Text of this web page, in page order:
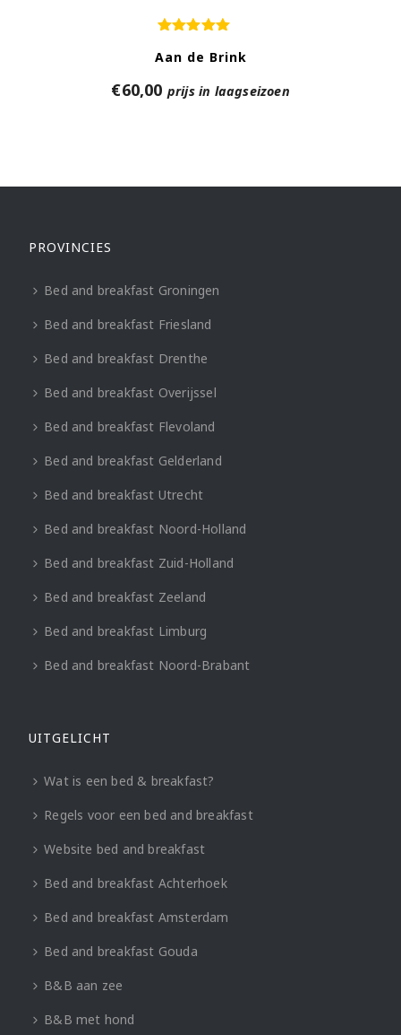
Aan de Brink
€60,00 prijs in laagseizoen
PROVINCIES
Bed and breakfast Groningen
Bed and breakfast Friesland
Bed and breakfast Drenthe
Bed and breakfast Overijssel
Bed and breakfast Flevoland
Bed and breakfast Gelderland
Bed and breakfast Utrecht
Bed and breakfast Noord-Holland
Bed and breakfast Zuid-Holland
Bed and breakfast Zeeland
Bed and breakfast Limburg
Bed and breakfast Noord-Brabant
UITGELICHT
Wat is een bed & breakfast?
Regels voor een bed and breakfast
Website bed and breakfast
Bed and breakfast Achterhoek
Bed and breakfast Amsterdam
Bed and breakfast Gouda
B&B aan zee
B&B met hond